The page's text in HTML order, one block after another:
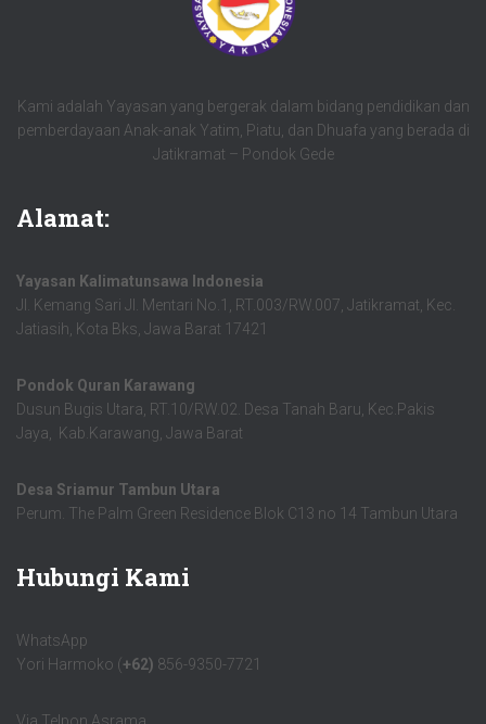
Kami adalah Yayasan yang bergerak dalam bidang pendidikan dan
pemberdayaan Anak-anak Yatim, Piatu, dan Dhuafa yang berada di
Jatikramat – Pondok Gede
Alamat:
Yayasan Kalimatunsawa Indonesia
Jl. Kemang Sari Jl. Mentari No.1, RT.003/RW.007, Jatikramat, Kec.
Jatiasih, Kota Bks, Jawa Barat 17421
Pondok Quran Karawang
Dusun Bugis Utara, RT.10/RW.02. Desa Tanah Baru, Kec.Pakis
Jaya, Kab.Karawang, Jawa Barat
Desa Sriamur Tambun Utara
Perum. The Palm Green Residence Blok C13 no 14 Tambun Utara
Hubungi Kami
WhatsApp
Yori Harmoko (+62) 856-9350-7721